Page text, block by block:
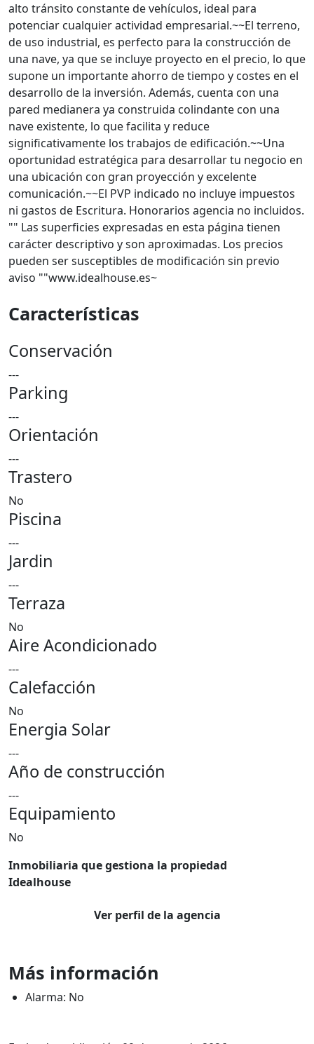
alto tránsito constante de vehículos, ideal para
potenciar cualquier actividad empresarial.~~El terreno,
de uso industrial, es perfecto para la construcción de
una nave, ya que se incluye proyecto en el precio, lo que
supone un importante ahorro de tiempo y costes en el
desarrollo de la inversión. Además, cuenta con una
pared medianera ya construida colindante con una
nave existente, lo que facilita y reduce
significativamente los trabajos de edificación.~~Una
oportunidad estratégica para desarrollar tu negocio en
una ubicación con gran proyección y excelente
comunicación.~~El PVP indicado no incluye impuestos
ni gastos de Escritura. Honorarios agencia no incluidos.
"" Las superficies expresadas en esta página tienen
carácter descriptivo y son aproximadas. Los precios
pueden ser susceptibles de modificación sin previo
aviso ""www.idealhouse.es~
Características
Conservación
---
Parking
---
Orientación
---
Trastero
No
Piscina
---
Jardin
---
Terraza
No
Aire Acondicionado
---
Calefacción
No
Energia Solar
---
Año de construcción
---
Equipamiento
No
Inmobiliaria que gestiona la propiedad
Idealhouse
Ver perfil de la agencia
Más información
Alarma: No